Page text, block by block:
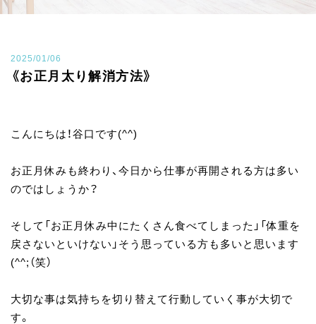
2025/01/06
《お正月太り解消方法》
こんにちは！谷口です(^^)
お正月休みも終わり、今日から仕事が再開される方は多い
のではしょうか？
そして「お正月休み中にたくさん食べてしまった」「体重を
戻さないといけない」そう思っている方も多いと思います
(^^;（笑）
大切な事は気持ちを切り替えて行動していく事が大切で
す。